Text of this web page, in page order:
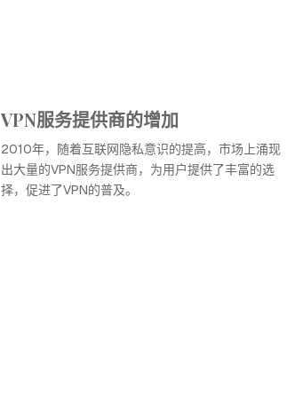
VPN服务提供商的增加
2010年，随着互联网隐私意识的提高，市场上涌现
出大量的VPN服务提供商，为用户提供了丰富的选
择，促进了VPN的普及。